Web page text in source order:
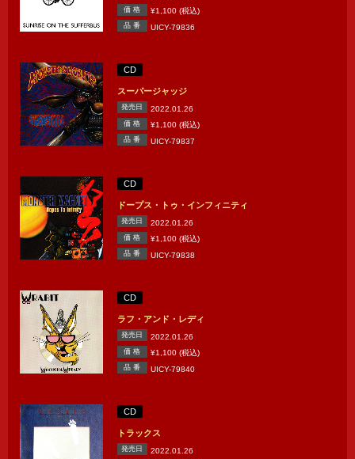
価 格 ¥1,100 (税込)
品 番 UICY-79836
CD
スーパージャッジ
発売日 2022.01.26
価 格 ¥1,100 (税込)
品 番 UICY-79837
CD
ドープス・トゥ・インフィニティ
発売日 2022.01.26
価 格 ¥1,100 (税込)
品 番 UICY-79838
CD
ラフ・アンド・レディ
発売日 2022.01.26
価 格 ¥1,100 (税込)
品 番 UICY-79840
CD
トラックス
発売日 2022.01.26